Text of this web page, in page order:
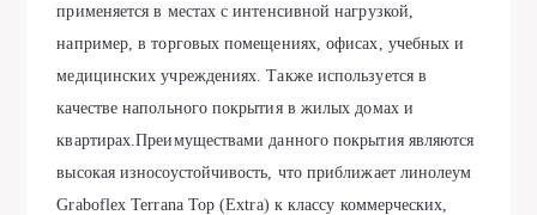
применяется в местах с интенсивной нагрузкой,
например, в торговых помещениях, офисах, учебных и
медицинских учреждениях. Также используется в
качестве напольного покрытия в жилых домах и
квартирах.Преимуществами данного покрытия являются
высокая износоустойчивость, что приближает линолеум
Graboflex Terrana Top (Extra) к классу коммерческих,